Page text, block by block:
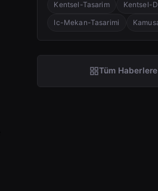
Kentsel-Tasarim
Kentsel-
Ic-Mekan-Tasarimi
Tüm